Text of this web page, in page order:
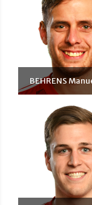
BEHRENS